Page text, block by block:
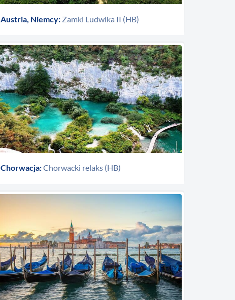
Austria, Niemcy:Zamki Ludwika II (HB)
Chorwacja:Chorwacki relaks (HB)